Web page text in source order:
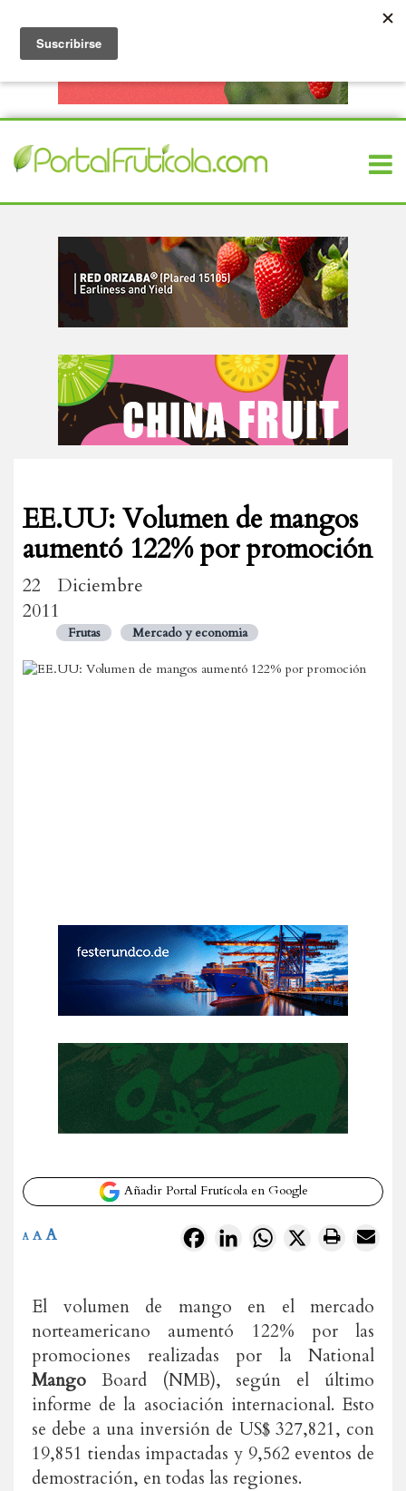
EE.UU: Volumen de mangos
aumentó 122% por promoción
22 Diciembre
2011
Frutas Mercado y economia
Añadir Portal Frutícola en Google
FacebookLinkedInWhatsApp
X
A A A
El volumen de mango en el mercado
norteamericano aumentó 122% por las
promociones realizadas por la National
Mango Board (NMB), según el último
informe de la asociación internacional. Esto
se debe a una inversión de US$ 327,821, con
19,851 tiendas impactadas y 9,562 eventos de
demostración, en todas las regiones.